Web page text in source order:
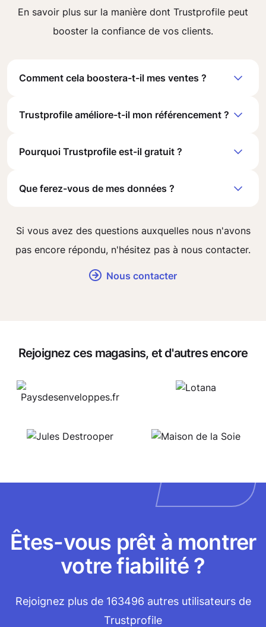
En savoir plus sur la manière dont Trustprofile peut
booster la confiance de vos clients.
Comment cela boostera-t-il mes ventes ?
Trustprofile améliore-t-il mon référencement ?
Pourquoi Trustprofile est-il gratuit ?
Que ferez-vous de mes données ?
Si vous avez des questions auxquelles nous n'avons
pas encore répondu, n'hésitez pas à nous contacter.
Nous contacter
Rejoignez ces magasins, et d'autres encore
Êtes-vous prêt à montrer
votre fiabilité ?
Rejoignez plus de 163496 autres utilisateurs de
Trustprofile